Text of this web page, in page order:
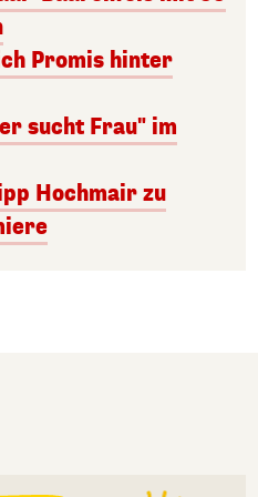
Promis hinter
sucht Frau" im
Hochmair zu